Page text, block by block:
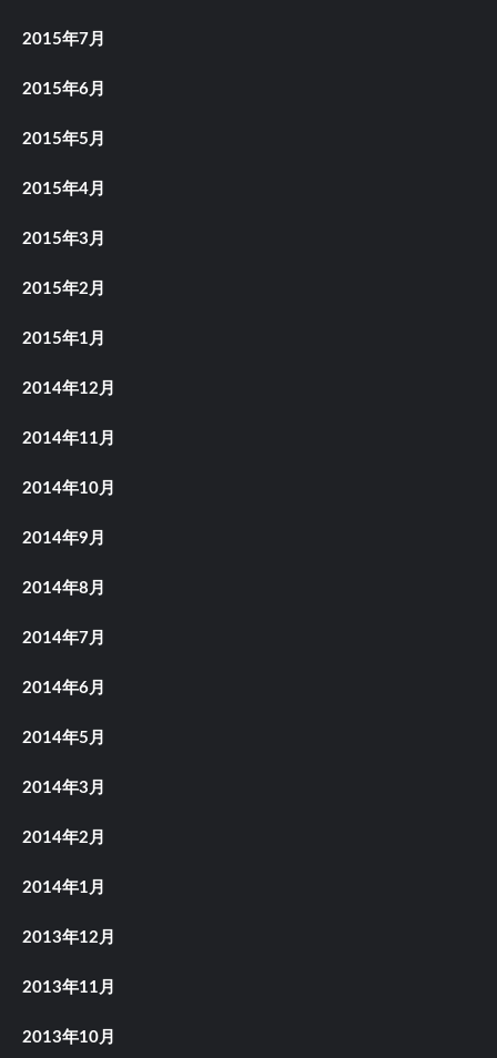
2015年7月
2015年6月
2015年5月
2015年4月
2015年3月
2015年2月
2015年1月
2014年12月
2014年11月
2014年10月
2014年9月
2014年8月
2014年7月
2014年6月
2014年5月
2014年3月
2014年2月
2014年1月
2013年12月
2013年11月
2013年10月